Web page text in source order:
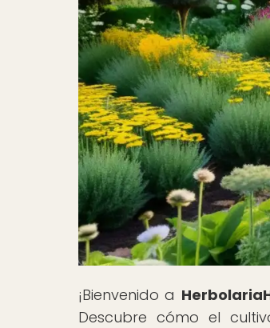
¡Bienvenido a
Descubre cómo el